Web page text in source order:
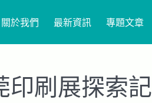
關於我們 最新資訊 專題文章
印刷展探索記